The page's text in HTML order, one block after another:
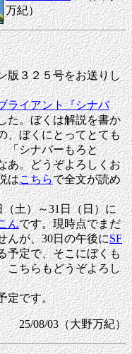
万紀）
版３２５号をお送りし
ライアント『シナバ
た。ぼくは解説を書か
、ぼくにとってとても
「シナバーもろと
あ。どうぞよろしくお
はこちらで全文が読め
土）～31日（日）に
んです。現時点でまだ
んが、30日の午後にSF
予定で、そこにぼくも
こちらもどうぞよろし
定です。
25/08/03（大野万紀）